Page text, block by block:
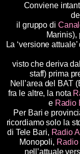
Conviene
il gruppo di
Marinis),
La ‘versione
visto che deriva
staff) prima
Nell’area del BAT
fra le altre, la nota
e Radio
Per Bari e
ricordiamo solo la
di Tele Bari, Radio
Monopoli, Radio
nell’attuale